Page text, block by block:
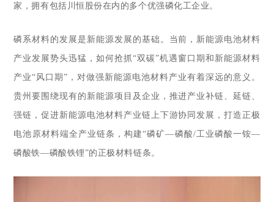
家，拥有包括川恒股份在内的多个优强磷化工企业。
磷系材料的发展是新能源发展的基础。当前，新能源电池材料
产业发展势头迅猛，如何抢抓“双碳”机遇窗口期和新能源材料
产业“风口期”，对做强新能源电池材料产业有着深远的意义。
贵州要围绕现有的新能源项目及企业，推进产业补链、延链、
强链，促进新能源电池材料产业链上下游协同发展，打造正极
电池原材料端全产业链条，构建“磷矿—磷酸/工业磷酸一铵—
磷酸铁—磷酸铁锂”的正极材料链条。